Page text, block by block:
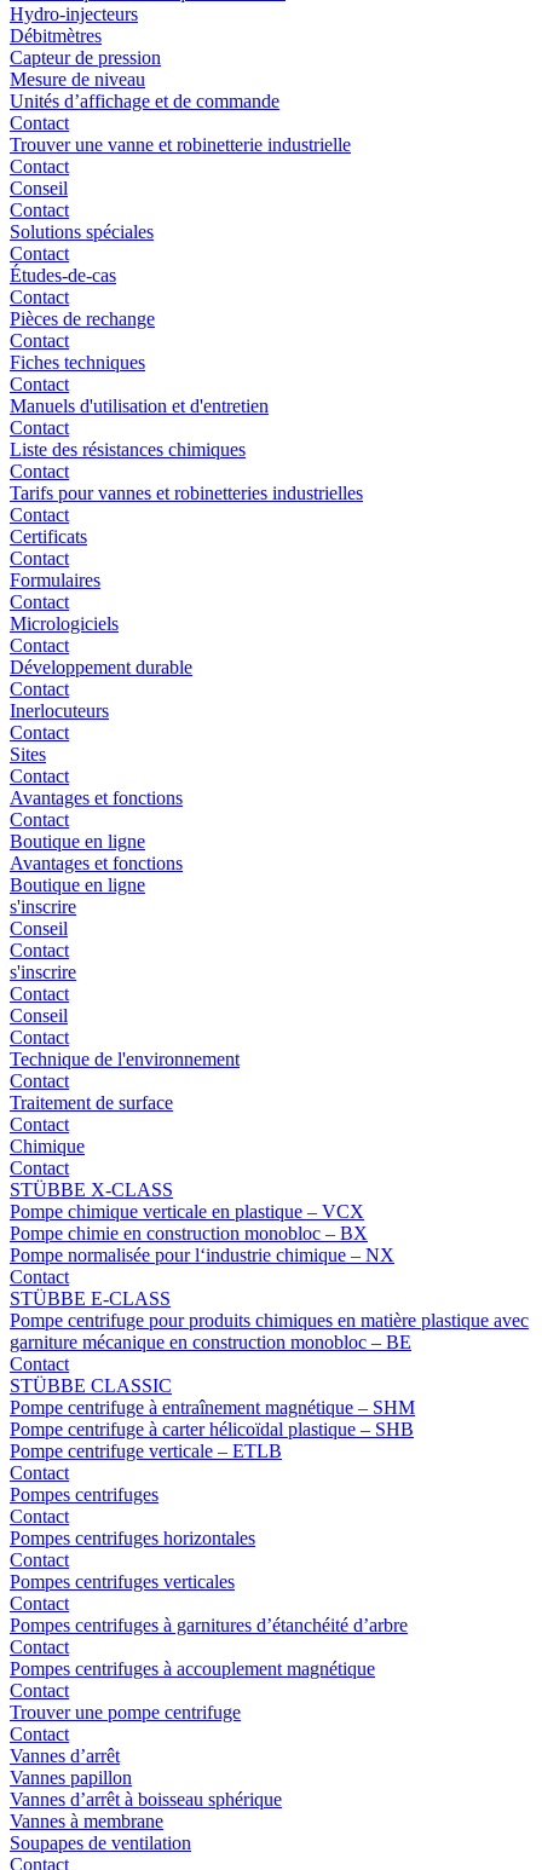
Hydro-injecteurs
Débitmètres
Capteur de pression
Mesure de niveau
Unités d’affichage et de commande
Contact
Trouver une vanne et robinetterie industrielle
Contact
Conseil
Contact
Solutions spéciales
Contact
Études-de-cas
Contact
Pièces de rechange
Contact
Fiches techniques
Contact
Manuels d'utilisation et d'entretien
Contact
Liste des résistances chimiques
Contact
Tarifs pour vannes et robinetteries industrielles
Contact
Certificats
Contact
Formulaires
Contact
Micrologiciels
Contact
Développement durable
Contact
Inerlocuteurs
Contact
Sites
Contact
Avantages et fonctions
Contact
Boutique en ligne
Avantages et fonctions
Boutique en ligne
s'inscrire
Conseil
Contact
s'inscrire
Contact
Conseil
Contact
Technique de l'environnement
Contact
Traitement de surface
Contact
Chimique
Contact
STÜBBE X-CLASS
Pompe chimique verticale en plastique – VCX
Pompe chimie en construction monobloc – BX
Pompe normalisée pour l‘industrie chimique – NX
Contact
STÜBBE E-CLASS
Pompe centrifuge pour produits chimiques en matière plastique avec
garniture mécanique en construction monobloc – BE
Contact
STÜBBE CLASSIC
Pompe centrifuge à entraînement magnétique – SHM
Pompe centrifuge à carter hélicoïdal plastique – SHB
Pompe centrifuge verticale – ETLB
Contact
Pompes centrifuges
Contact
Pompes centrifuges horizontales
Contact
Pompes centrifuges verticales
Contact
Pompes centrifuges à garnitures d’étanchéité d’arbre
Contact
Pompes centrifuges à accouplement magnétique
Contact
Trouver une pompe centrifuge
Contact
Vannes d’arrêt
Vannes papillon
Vannes d’arrêt à boisseau sphérique
Vannes à membrane
Soupapes de ventilation
Contact